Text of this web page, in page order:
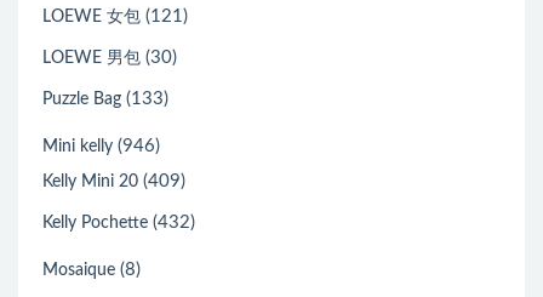
LOEWE 女包 (121)
LOEWE 男包 (30)
Puzzle Bag (133)
Mini kelly (946)
Kelly Mini 20 (409)
Kelly Pochette (432)
Mosaique (8)